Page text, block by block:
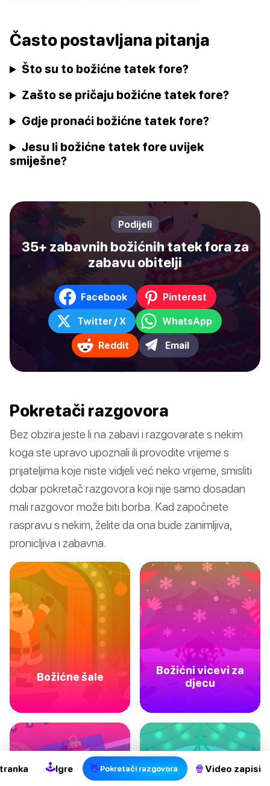
Často postavljana pitanja
Što su to božićne tatek fore?
Zašto se pričaju božićne tatek fore?
Gdje pronaći božićne tatek fore?
Jesu li božićne tatek fore uvijek
smiješne?
Podijeli
35+ zabavnih božićnih tatek fora za
zabavu obitelji
Facebook Pinterest
Twitter / X WhatsApp
Reddit Email
🕹Igre 👋Pokretači razgovora 🍿 Video zapisi
Pokretači razgovora
Bez obzira jeste li na zabavi i razgovarate s nekim
koga ste upravo upoznali ili provodite vrijeme s
prijateljima koje niste vidjeli već neko vrijeme, smisliti
dobar pokretač razgovora koji nije samo dosadan
mali razgovor može biti borba. Kad započnete
raspravu s nekim, želite da ona bude zanimljiva,
pronicljiva i zabavna.
Božićne šale
Božićni vicevi za
djecu